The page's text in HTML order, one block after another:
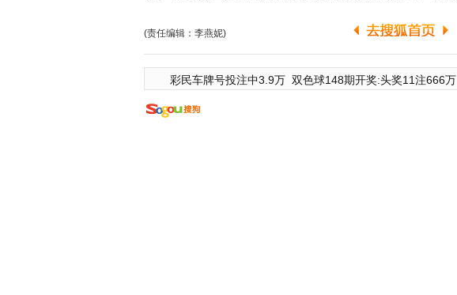
(责任编辑：李燕妮)
彩民车牌号投注中3.9万 双色球148期开奖:头奖11注666万